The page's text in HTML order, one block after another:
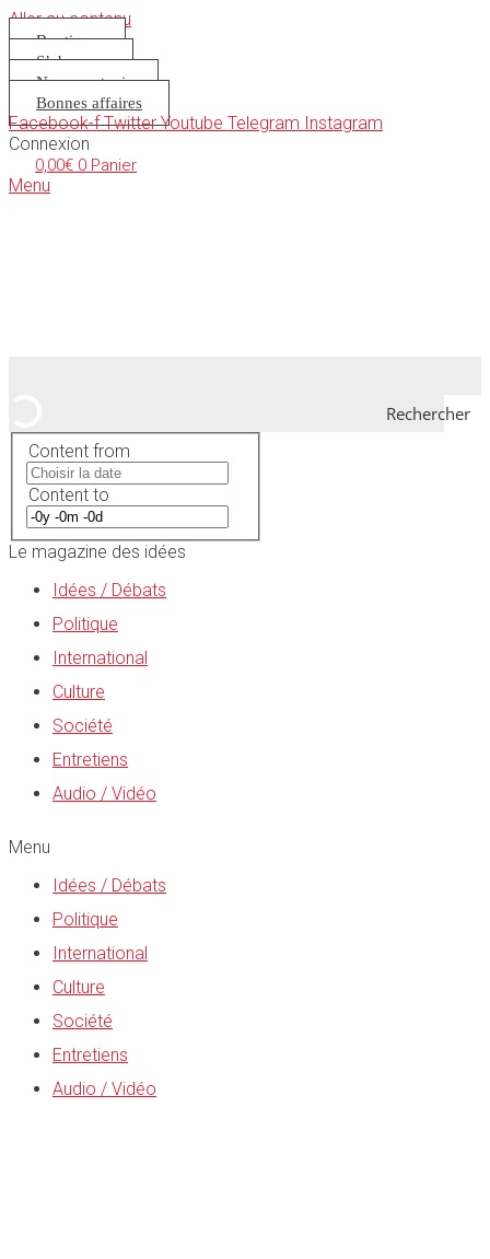
Aller au contenu
Boutique
S’abonner
Nous soutenir
Bonnes affaires
Facebook-f Twitter Youtube Telegram Instagram
Connexion
0,00€ 0 Panier
Menu
Rechercher
Content from
Content to
Le magazine des idées
Idées / Débats
Politique
International
Culture
Société
Entretiens
Audio / Vidéo
Menu
Idées / Débats
Politique
International
Culture
Société
Entretiens
Audio / Vidéo